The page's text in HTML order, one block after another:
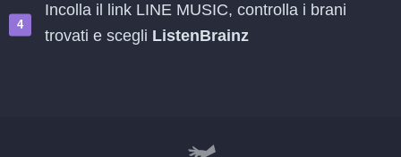
Incolla il link LINE MUSIC, controlla i brani
trovati e scegli ListenBrainz